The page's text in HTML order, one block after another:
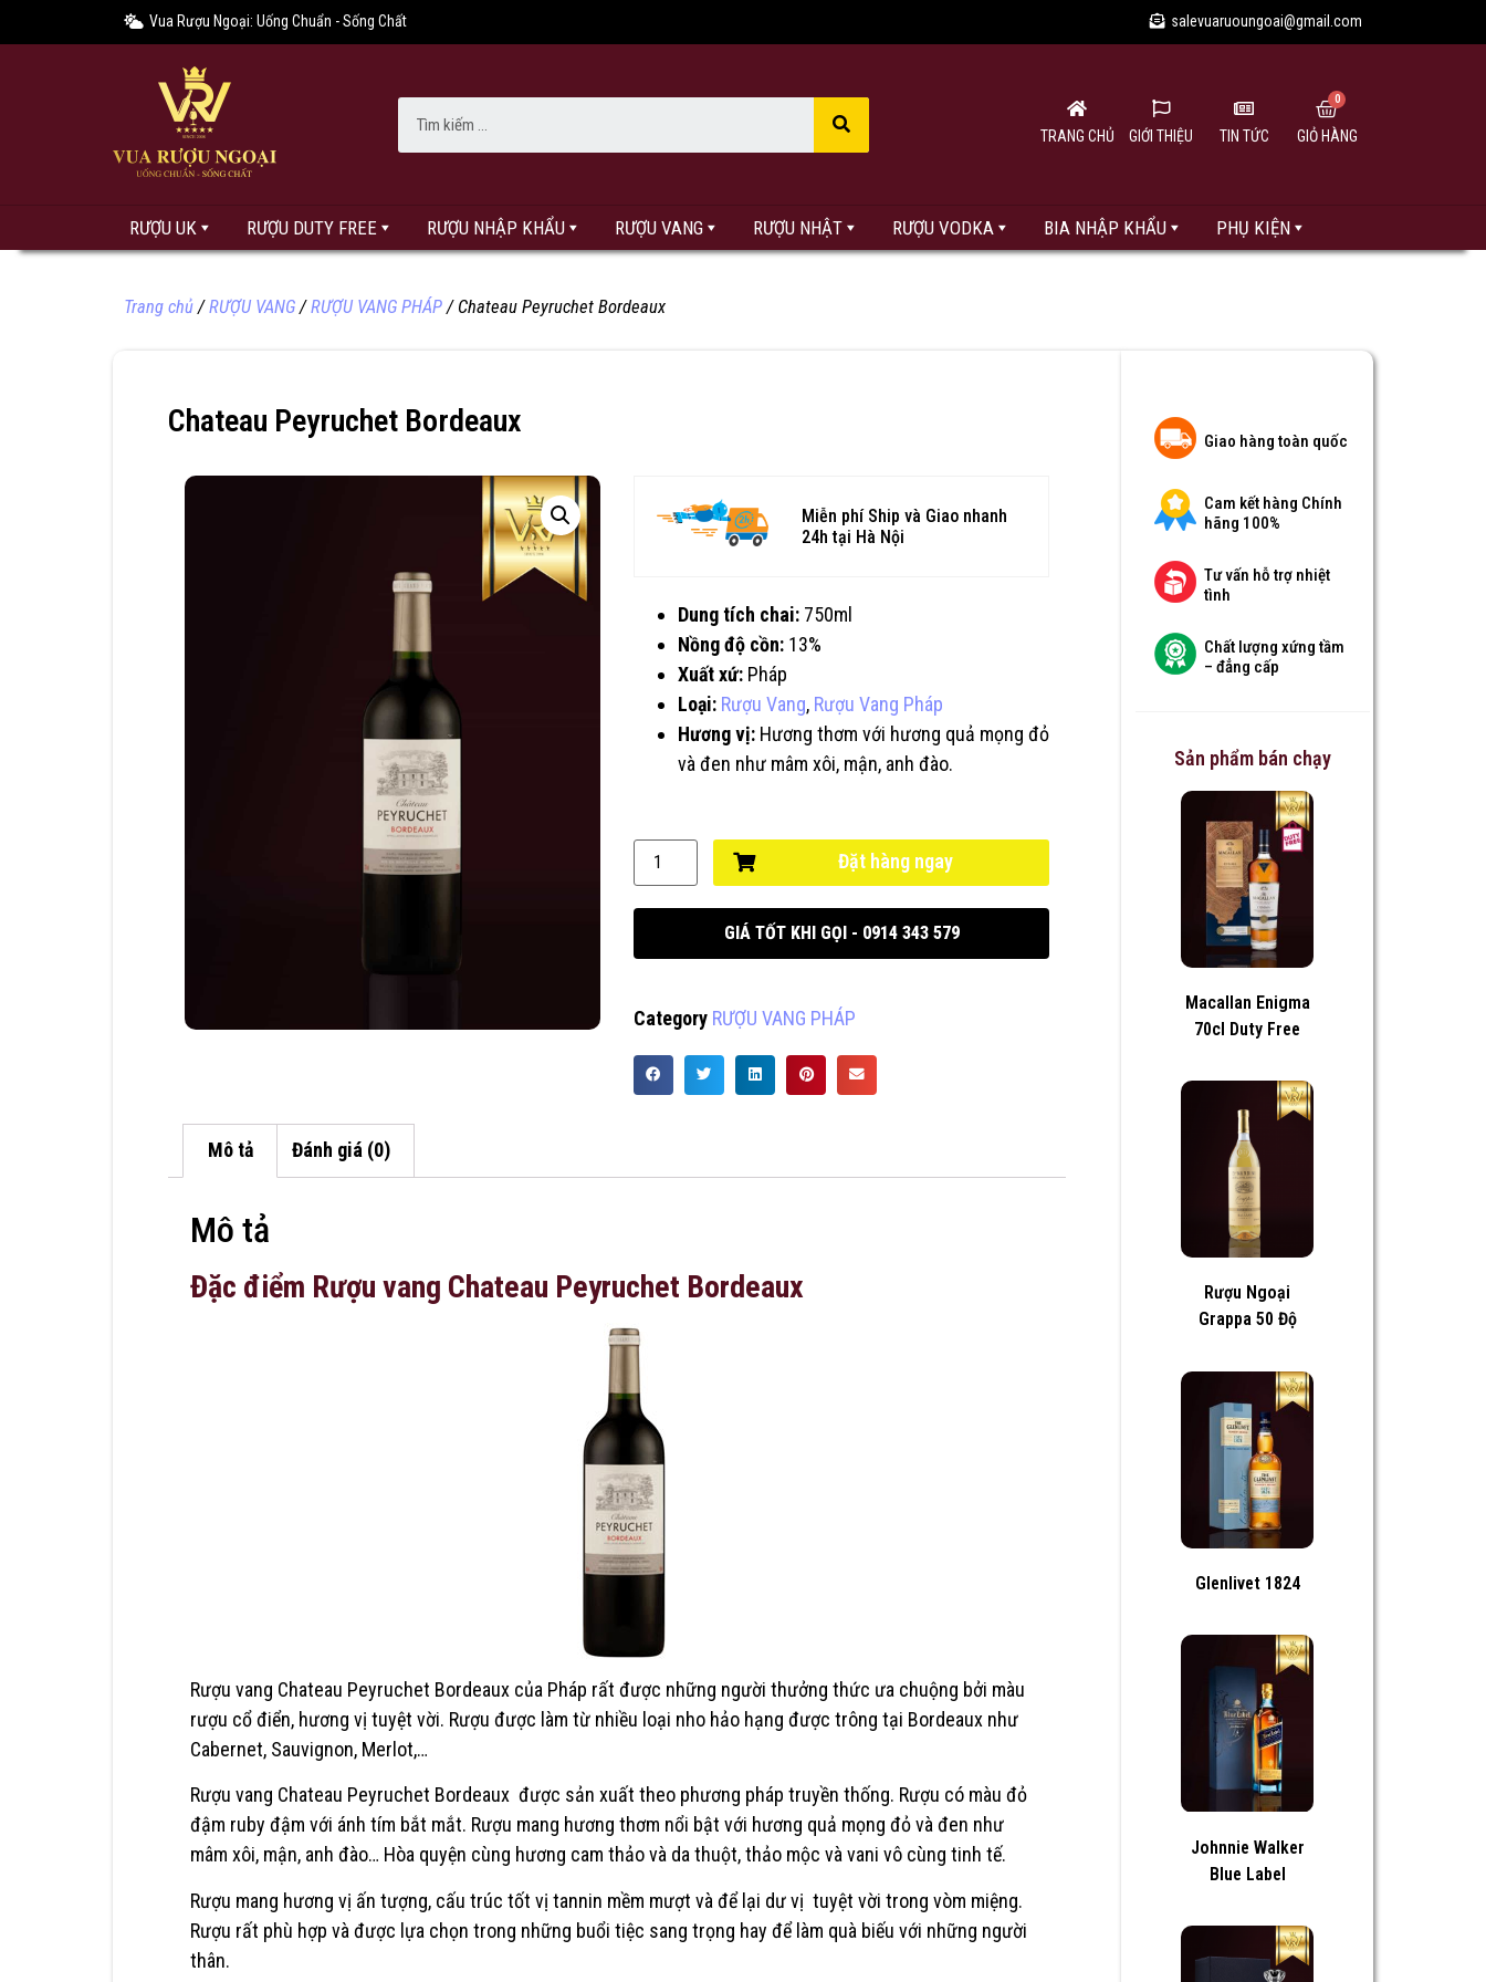
Vua Rượu Ngoại: Uống Chuẩn - Sống Chất salevuaruoungoai@gmail.com
TRANG CHỦ GIỚI THIỆU TIN TỨC GIỎ HÀNG
RƯỢU UK RƯỢU DUTY FREE RƯỢU NHẬP KHẨU RƯỢU VANG RƯỢU NHẬT RƯỢU VODKA BIA NHẬP KHẨU PHỤ KIỆN
Trang chủ/RƯỢU VANG/RƯỢU VANG PHÁP/ Chateau Peyruchet Bordeaux
Chateau Peyruchet Bordeaux
Miễn phí Ship và Giao nhanh
24h tại Hà Nội
Dung tích chai: 750ml
Nồng độ cồn: 13%
Xuất xứ: Pháp
Loại: Rượu Vang, Rượu Vang Pháp
Hương vị: Hương thơm với hương quả mọng đỏ
và đen như mâm xôi, mận, anh đào.
Đặt hàng ngay
GIÁ TỐT KHI GỌI - 0914 343 579
Category RƯỢU VANG PHÁP
Mô tả Đánh giá (0)
Mô tả
Đặc điểm Rượu vang Chateau Peyruchet Bordeaux
Rượu vang Chateau Peyruchet Bordeaux của Pháp rất được những người thưởng thức ưa chuộng bởi màu
rượu cổ điển, hương vị tuyệt vời. Rượu được làm từ nhiều loại nho hảo hạng được trông tại Bordeaux như
Cabernet, Sauvignon, Merlot,…
Rượu vang Chateau Peyruchet Bordeaux được sản xuất theo phương pháp truyền thống. Rượu có màu đỏ
đậm ruby đậm với ánh tím bắt mắt. Rượu mang hương thơm nổi bật với hương quả mọng đỏ và đen như
mâm xôi, mận, anh đào… Hòa quyện cùng hương cam thảo và da thuột, thảo mộc và vani vô cùng tinh tế.
Rượu mang hương vị ấn tượng, cấu trúc tốt vị tannin mềm mượt và để lại dư vị tuyệt vời trong vòm miệng.
Rượu rất phù hợp và được lựa chọn trong những buổi tiệc sang trọng hay để làm quà biếu với những người
thân.
Giao hàng toàn quốc
Cam kết hàng Chính
hãng 100%
Tư vấn hỗ trợ nhiệt
tình
Chất lượng xứng tầm
– đẳng cấp
Sản phẩm bán chạy
Macallan Enigma
70cl Duty Free
Rượu Ngoại
Grappa 50 Độ
Glenlivet 1824
Johnnie Walker
Blue Label